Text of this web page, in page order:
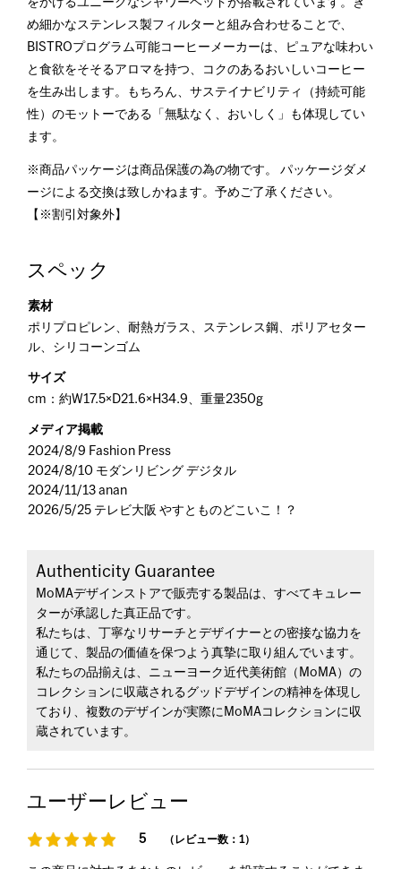
をかけるユニークなシャワーヘッドが搭載されています。き
め細かなステンレス製フィルターと組み合わせることで、
BISTROプログラム可能コーヒーメーカーは、ピュアな味わい
と食欲をそそるアロマを持つ、コクのあるおいしいコーヒー
を生み出します。もちろん、サステイナビリティ（持続可能
性）のモットーである「無駄なく、おいしく」も体現してい
ます。
※商品パッケージは商品保護の為の物です。 パッケージダメ
ージによる交換は致しかねます。予めご了承ください。
【※割引対象外】
スペック
素材
ポリプロピレン、耐熱ガラス、ステンレス鋼、ポリアセター
ル、シリコーンゴム
サイズ
cm：約W17.5×D21.6×H34.9、重量2350g
メディア掲載
2024/8/9 Fashion Press
2024/8/10 モダンリビング デジタル
2024/11/13 anan
2026/5/25 テレビ大阪 やすとものどこいこ！？
Authenticity Guarantee
MoMAデザインストアで販売する製品は、すべてキュレー
ターが承認した真正品です。
私たちは、丁寧なリサーチとデザイナーとの密接な協力を
通じて、製品の価値を保つよう真摯に取り組んでいます。
私たちの品揃えは、ニューヨーク近代美術館（MoMA）の
コレクションに収蔵されるグッドデザインの精神を体現し
ており、複数のデザインが実際にMoMAコレクションに収
蔵されています。
ユーザーレビュー
5 （レビュー数：1）